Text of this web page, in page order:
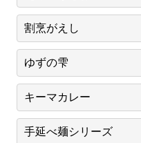
割烹がえし
ゆずの雫
キーマカレー
手延べ麺シリーズ